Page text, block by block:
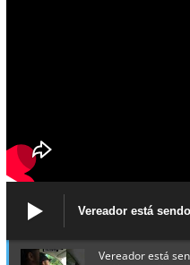
Vereador está
política de gênero
Vereador está